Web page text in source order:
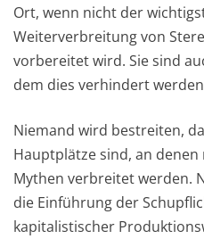
Ort, wenn nicht der
Weiterverbreitung von
vorbereitet wird. Sie sind
dem dies verhindert
Niemand wird bestreiten,
Hauptplätze sind, an
Mythen verbreitet werden.
die Einführung der
kapitalistischer